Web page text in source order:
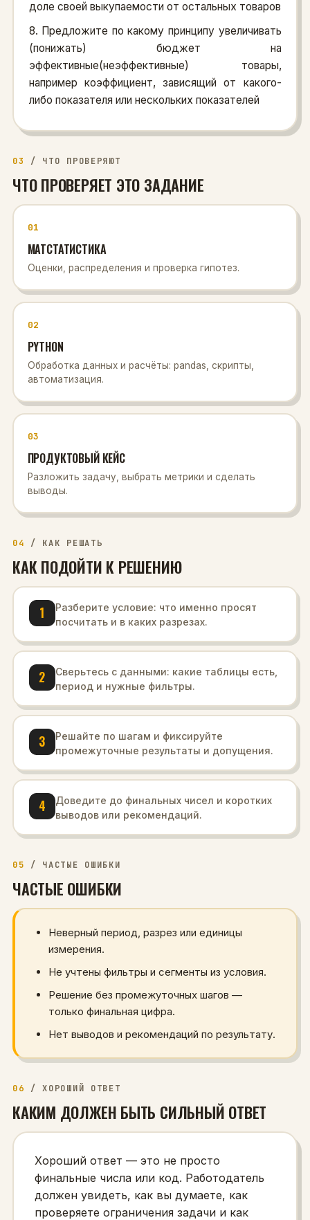
доле своей выкупаемости от остальных товаров
8. Предложите по какому принципу увеличивать
(понижать) бюджет на
эффективные(неэффективные) товары,
например коэффициент, зависящий от какого-
либо показателя или нескольких показателей
03 / ЧТО ПРОВЕРЯЮТ
ЧТО ПРОВЕРЯЕТ ЭТО ЗАДАНИЕ
01
МАТСТАТИСТИКА
Оценки, распределения и проверка гипотез.
02
PYTHON
Обработка данных и расчёты: pandas, скрипты,
автоматизация.
03
ПРОДУКТОВЫЙ КЕЙС
Разложить задачу, выбрать метрики и сделать
выводы.
04 / КАК РЕШАТЬ
КАК ПОДОЙТИ К РЕШЕНИЮ
1
Разберите условие: что именно просят
посчитать и в каких разрезах.
2
Сверьтесь с данными: какие таблицы есть,
период и нужные фильтры.
3
Решайте по шагам и фиксируйте
промежуточные результаты и допущения.
4
Доведите до финальных чисел и коротких
выводов или рекомендаций.
05 / ЧАСТЫЕ ОШИБКИ
ЧАСТЫЕ ОШИБКИ
Неверный период, разрез или единицы
измерения.
Не учтены фильтры и сегменты из условия.
Решение без промежуточных шагов —
только финальная цифра.
Нет выводов и рекомендаций по результату.
06 /ХОРОШИЙ ОТВЕТ
КАКИМ ДОЛЖЕН БЫТЬ СИЛЬНЫЙ ОТВЕТ
Хороший ответ — это не просто
финальные числа или код. Работодатель
должен увидеть, как вы думаете, как
проверяете ограничения задачи и как